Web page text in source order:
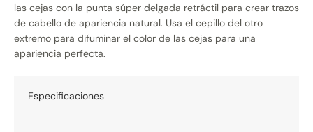
las cejas con la punta súper delgada retráctil para crear trazos
de cabello de apariencia natural. Usa el cepillo del otro
extremo para difuminar el color de las cejas para una
apariencia perfecta.
Especificaciones